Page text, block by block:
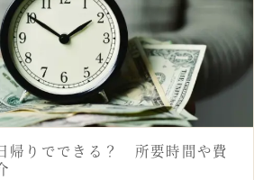
帰りでできる？ 所要時間や費